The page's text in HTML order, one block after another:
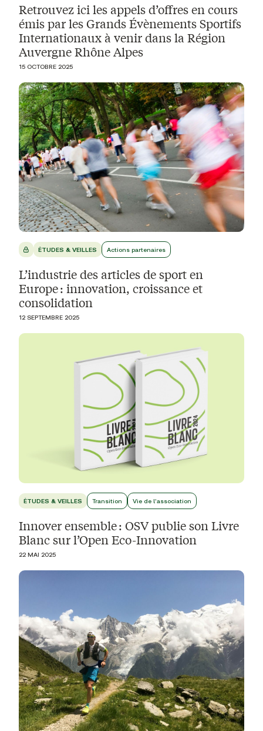
Retrouvez ici les appels d’offres en cours
émis par les Grands Évènements Sportifs
Internationaux à venir dans la Région
Auvergne Rhône Alpes
15 OCTOBRE 2025
ÉTUDES & VEILLES Actions partenaires
L’industrie des articles de sport en
Europe : innovation, croissance et
consolidation
12 SEPTEMBRE 2025
ÉTUDES & VEILLES Transition Vie de l'association
Innover ensemble : OSV publie son Livre
Blanc sur l’Open Eco-Innovation
22 MAI 2025